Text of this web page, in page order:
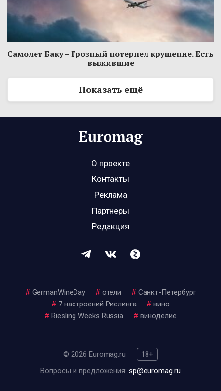
Самолет Баку – Грозный потерпел крушение. Есть
выжившие
Показать ещё
О проекте
Контакты
Реклама
Партнеры
Редакция
# GermanWineDay # отели # Санкт-Петербург
# 7 настроений Рислинга # вино
# Riesling Weeks Russia # виноделие
© 2026 Euromag.ru
18+
Вопросы и предложения: sp@euromag.ru